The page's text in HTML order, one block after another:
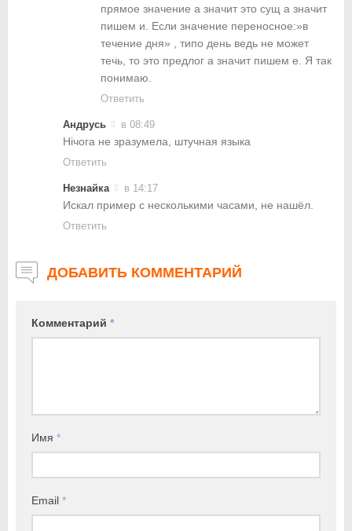
прямое значение а значит это сущ а значит
пишем и. Если значение переносное:»в
течение дня» , типо день ведь не может
течь, то это предлог а значит пишем е. Я так
понимаю.
Ответить
Андрусь в 08:49
Нічога не зразумела, штучная языка
Ответить
Незнайка в 14:17
Искал пример с несколькими часами, не нашёл.
Ответить
ДОБАВИТЬ КОММЕНТАРИЙ
Комментарий *
Имя *
Email *